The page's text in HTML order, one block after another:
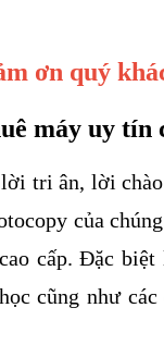
ơn quý
máy uy tín
tri ân, lời chào
của
cấp. Đặc
cũng như